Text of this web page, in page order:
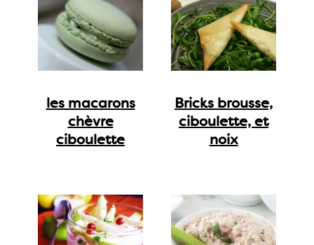
les macarons
chèvre
ciboulette
Bricks brousse,
ciboulette, et
noix